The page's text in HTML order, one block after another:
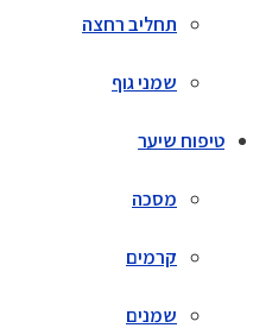
תחליב רחצה
שמני גוף
טיפוח שיער
מסכה
קרמים
שמנים